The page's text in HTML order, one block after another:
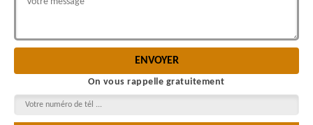
On vous rappelle gratuitement